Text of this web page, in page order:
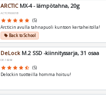
ARCTICMX-4 - lämpötahna, 20g
ACTCP00001B
star star star star star (5)
Arcticin avulla tahnapuoli kuntoon kertaheitolla!
local_offerBack to School
DeLockM.2 SSD -kiinnityssarja, 31 osaa
DE-18288
star star star star star_half (5)
Delockin tuotteilla homma hoituu!